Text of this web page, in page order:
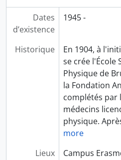
Dates
d’existence
1945 -
Historique
En 1904, à
se crée l'École
Physique de
la Fondation
complétés par
médecins
physique.
more
Lieux
Campus